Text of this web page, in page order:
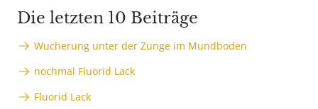
Die letzten 10 Beiträge
Wucherung unter der Zunge im Mundboden
nochmal Fluorid Lack
Fluorid Lack